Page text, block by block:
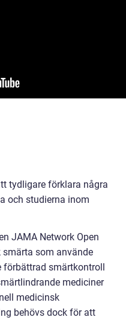
tydligare förklara några
och studierna inom
JAMA Network Open
som använde
smärtkontroll
mediciner
medicinsk
behövs dock för att